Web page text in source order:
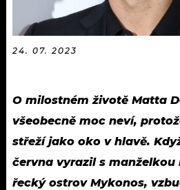
OSTATNÍ
24. 07. 2023
O milostném životě Matta
všeobecně moc neví,
střeží jako oko v hlavě.
června vyrazil s manželkou
řecký ostrov Mykonos,